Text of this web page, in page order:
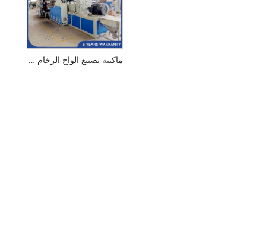
ماكينة تصنيع الواح الرخام PVC